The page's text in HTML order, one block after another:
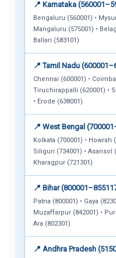
📍 Karnataka
Bengaluru (560001) •
Mangaluru (575001) •
Ballari (583101)
📍 Tamil Nadu
Chennai (600001) •
Tiruchirappalli (620001) •
• Erode (638001)
📍 West Bengal
Kolkata (700001) • Howrah
Siliguri (734001) • Asansol
Kharagpur (721301)
📍 Bihar
Patna (800001) • Gaya
Muzaffarpur (842001) •
Ara (802301)
📍 Andhra Pradesh